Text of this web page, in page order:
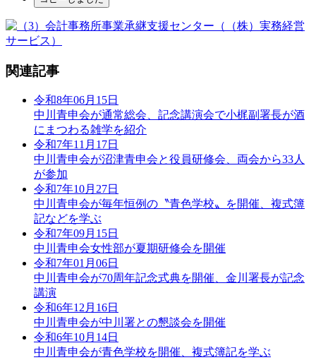
関連記事
令和8年06月15日
中川青申会が通常総会、記念講演会で小梶副署長が酒
にまつわる雑学を紹介
令和7年11月17日
中川青申会が沼津青申会と役員研修会、両会から33人
が参加
令和7年10月27日
中川青申会が毎年恒例の〝青色学校〟を開催、複式簿
記などを学ぶ
令和7年09月15日
中川青申会女性部が夏期研修会を開催
令和7年01月06日
中川青申会が70周年記念式典を開催、金川署長が記念
講演
令和6年12月16日
中川青申会が中川署との懇談会を開催
令和6年10月14日
中川青申会が青色学校を開催、複式簿記を学ぶ